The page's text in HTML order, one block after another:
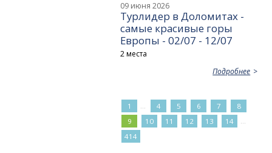
09 июня 2026
Турлидер в Доломитах -
самые красивые горы
Европы - 02/07 - 12/07
2 места
Подробнее
1 ... 4 5 6 7
8
9
10 11 12 13 14 ...
414